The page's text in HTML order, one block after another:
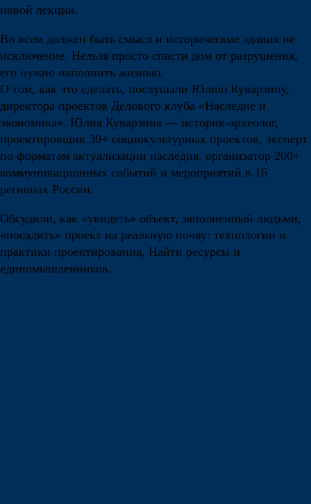
новой лекции.
Во всем должен быть смысл и исторические здания не
исключение. Нельзя просто спасти дом от разрушения,
его нужно наполнить жизнью.
О том, как это сделать, послушали Юлию Куварзину,
директора проектов Делового клуба «Наследие и
экономика». Юлия Куварзина — историк-археолог,
проектировщик 30+ социокультурных проектов, эксперт
по форматам актуализации наследия, организатор 200+
коммуникационных событий и мероприятий в 16
регионах России.
Обсудили, как «увидеть» объект, заполненный людьми,
«посадить» проект на реальную почву: технологии и
практики проектирования, Найти ресурсы и
единомышленников.